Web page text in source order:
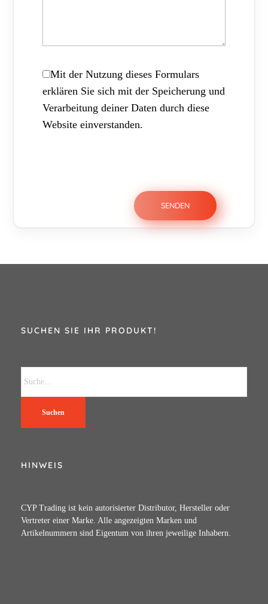
Mit der Nutzung dieses Formulars
erklären Sie sich mit der Speicherung und
Verarbeitung deiner Daten durch diese
Website einverstanden.
SUCHEN SIE IHR PRODUKT!
Suchen
HINWEIS
CYP Trading ist kein autorisierter Distributor, Hersteller oder
Vertreter einer Marke. Alle angezeigten Marken und
Artikelnummern sind Eigentum von ihren jeweilige Inhabern.